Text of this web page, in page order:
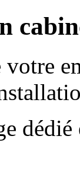
votre